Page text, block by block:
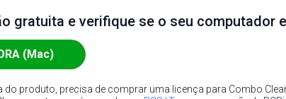
gratuita e verifique se o seu computador
(Mac)
do produto, precisa de comprar uma licença para Combo